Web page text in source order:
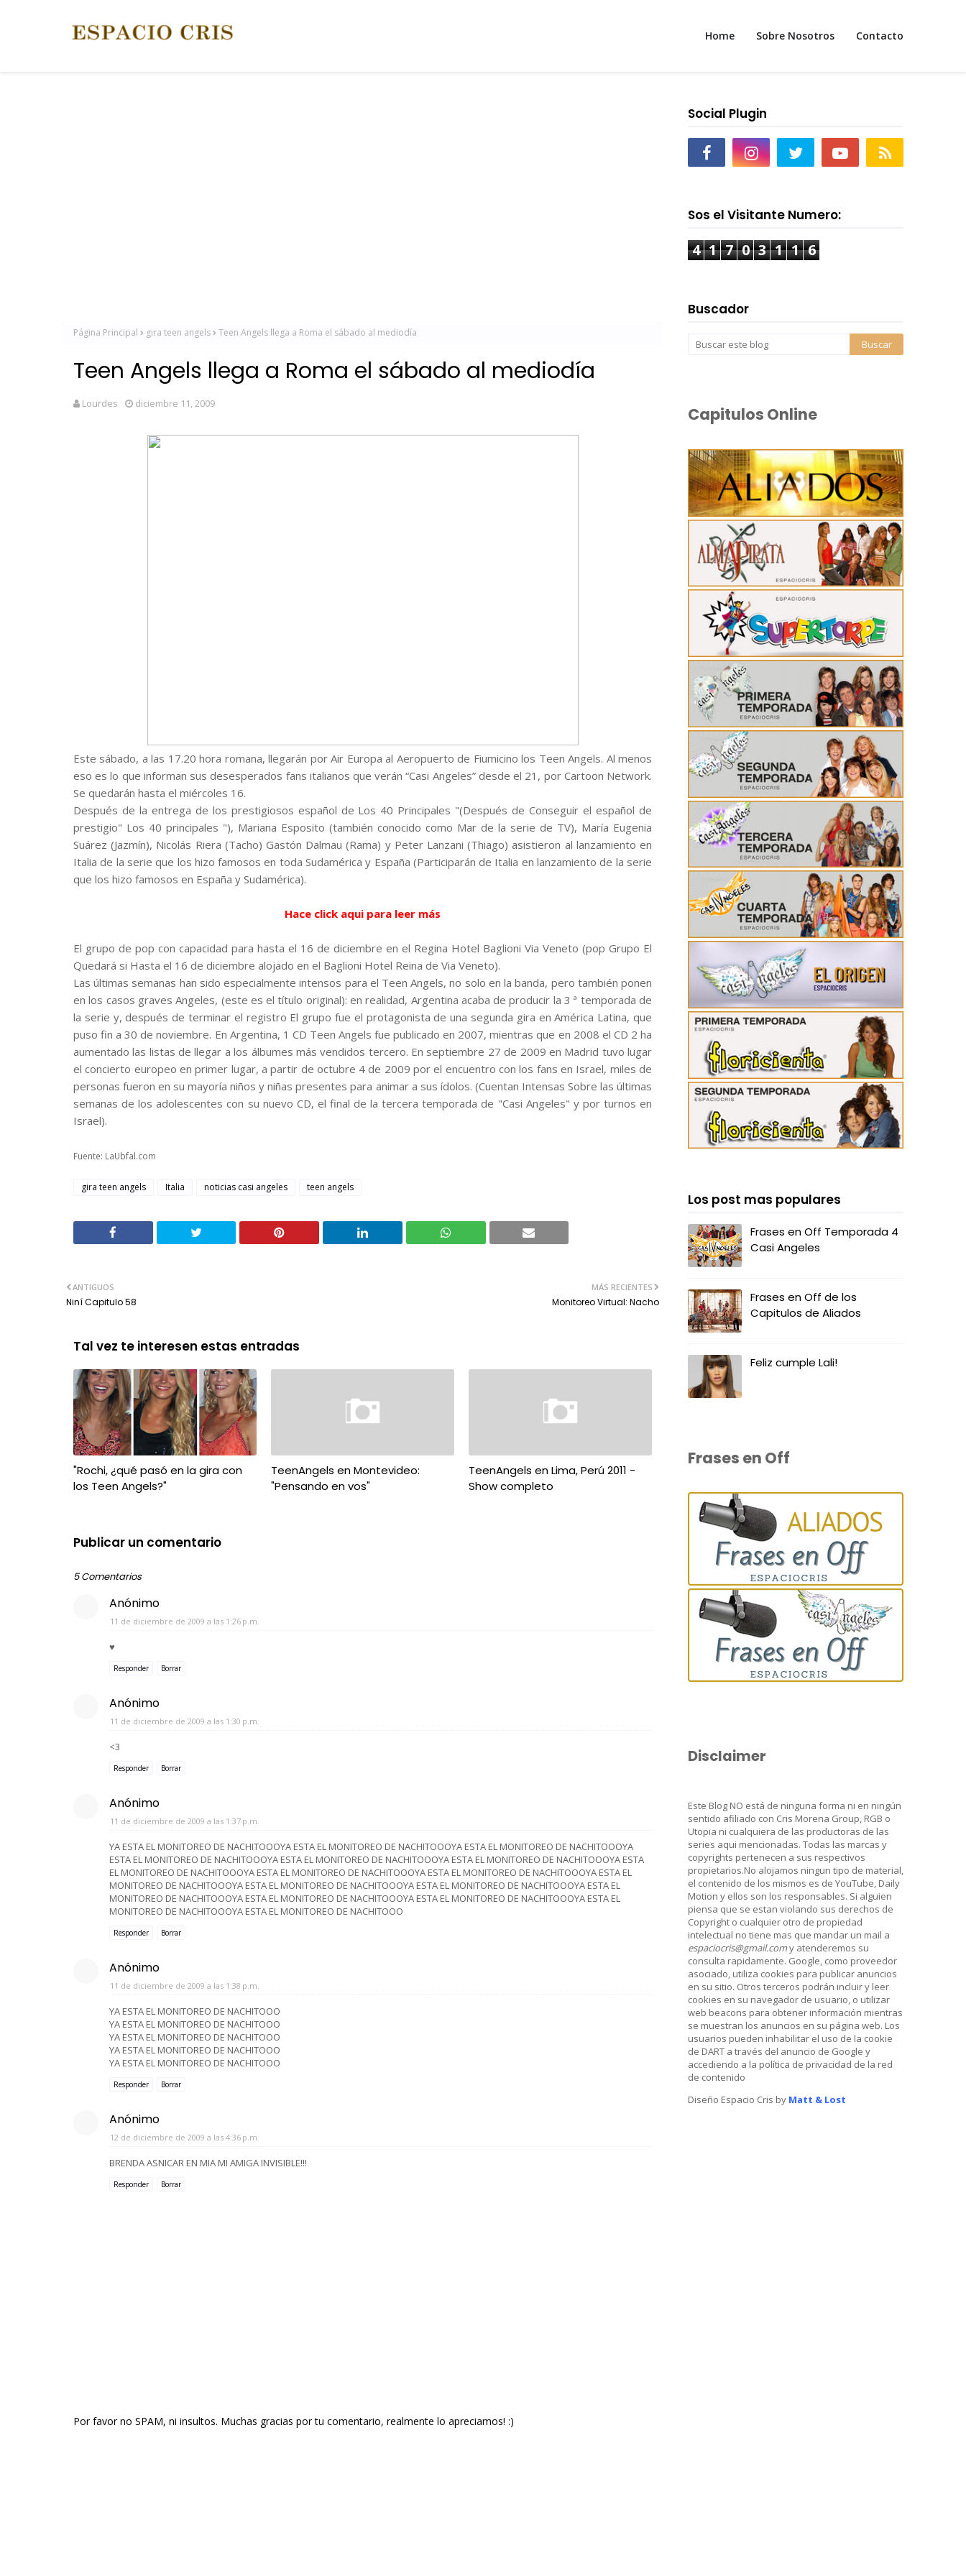
Home Sobre Nosotros Contacto
Página Principal gira teen angels Teen Angels llega a Roma el sábado al mediodía
Teen Angels llega a Roma el sábado al mediodía
Lourdes diciembre 11, 2009
Este sábado, a las 17.20 hora romana, llegarán por Air Europa al Aeropuerto de Fiumicino los Teen Angels. Al menos
eso es lo que informan sus desesperados fans italianos que verán “Casi Angeles” desde el 21, por Cartoon Network.
Se quedarán hasta el miércoles 16.
Después de la entrega de los prestigiosos español de Los 40 Principales "(Después de Conseguir el español de
prestigio" Los 40 principales "), Mariana Esposito (también conocido como Mar de la serie de TV), María Eugenia
Suárez (Jazmín), Nicolás Riera (Tacho) Gastón Dalmau (Rama) y Peter Lanzani (Thiago) asistieron al lanzamiento en
Italia de la serie que los hizo famosos en toda Sudamérica y España (Participarán de Italia en lanzamiento de la serie
que los hizo famosos en España y Sudamérica).
Hace click aqui para leer más
El grupo de pop con capacidad para hasta el 16 de diciembre en el Regina Hotel Baglioni Via Veneto (pop Grupo El
Quedará si Hasta el 16 de diciembre alojado en el Baglioni Hotel Reina de Via Veneto).
Las últimas semanas han sido especialmente intensos para el Teen Angels, no solo en la banda, pero también ponen
en los casos graves Angeles, (este es el título original): en realidad, Argentina acaba de producir la 3 ª temporada de
la serie y, después de terminar el registro El grupo fue el protagonista de una segunda gira en América Latina, que
puso fin a 30 de noviembre. En Argentina, 1 CD Teen Angels fue publicado en 2007, mientras que en 2008 el CD 2 ha
aumentado las listas de llegar a los álbumes más vendidos tercero. En septiembre 27 de 2009 en Madrid tuvo lugar
el concierto europeo en primer lugar, a partir de octubre 4 de 2009 por el encuentro con los fans en Israel, miles de
personas fueron en su mayoría niños y niñas presentes para animar a sus ídolos. (Cuentan Intensas Sobre las últimas
semanas de los adolescentes con su nuevo CD, el final de la tercera temporada de "Casi Angeles" y por turnos en
Israel).
Fuente: LaUbfal.com
gira teen angels Italia noticias casi angeles teen angels
MÁS RECIENTES
Monitoreo Virtual: Nacho
ANTIGUOS
Niní Capitulo 58
Tal vez te interesen estas entradas
"Rochi, ¿qué pasó en la gira con
los Teen Angels?"
TeenAngels en Montevideo:
"Pensando en vos"
TeenAngels en Lima, Perú 2011 -
Show completo
Publicar un comentario
5 Comentarios
Anónimo
11 de diciembre de 2009 a las 1:26 p.m.
♥
Responder Borrar
Anónimo
11 de diciembre de 2009 a las 1:30 p.m.
<3
Responder Borrar
Anónimo
11 de diciembre de 2009 a las 1:37 p.m.
YA ESTA EL MONITOREO DE NACHITOOOYA ESTA EL MONITOREO DE NACHITOOOYA ESTA EL MONITOREO DE NACHITOOOYA
ESTA EL MONITOREO DE NACHITOOOYA ESTA EL MONITOREO DE NACHITOOOYA ESTA EL MONITOREO DE NACHITOOOYA ESTA
EL MONITOREO DE NACHITOOOYA ESTA EL MONITOREO DE NACHITOOOYA ESTA EL MONITOREO DE NACHITOOOYA ESTA EL
MONITOREO DE NACHITOOOYA ESTA EL MONITOREO DE NACHITOOOYA ESTA EL MONITOREO DE NACHITOOOYA ESTA EL
MONITOREO DE NACHITOOOYA ESTA EL MONITOREO DE NACHITOOOYA ESTA EL MONITOREO DE NACHITOOOYA ESTA EL
MONITOREO DE NACHITOOOYA ESTA EL MONITOREO DE NACHITOOO
Responder Borrar
Anónimo
11 de diciembre de 2009 a las 1:38 p.m.
YA ESTA EL MONITOREO DE NACHITOOO
YA ESTA EL MONITOREO DE NACHITOOO
YA ESTA EL MONITOREO DE NACHITOOO
YA ESTA EL MONITOREO DE NACHITOOO
YA ESTA EL MONITOREO DE NACHITOOO
Responder Borrar
Anónimo
12 de diciembre de 2009 a las 4:36 p.m.
BRENDA ASNICAR EN MIA MI AMIGA INVISIBLE!!!
Responder Borrar
Por favor no SPAM, ni insultos. Muchas gracias por tu comentario, realmente lo apreciamos! :)
Social Plugin
Sos el Visitante Numero:
4 1 7 0 3 1 1 6
Buscador
Capitulos Online
Los post mas populares
Frases en Off Temporada 4
Casi Angeles
Frases en Off de los
Capitulos de Aliados
Feliz cumple Lali!
Frases en Off
Disclaimer
Este Blog NO está de ninguna forma ni en ningún
sentido afiliado con Cris Morena Group, RGB o
Utopia ni cualquiera de las productoras de las
series aqui mencionadas. Todas las marcas y
copyrights pertenecen a sus respectivos
propietarios.No alojamos ningun tipo de material,
el contenido de los mismos es de YouTube, Daily
Motion y ellos son los responsables. Si alguien
piensa que se estan violando sus derechos de
Copyright o cualquier otro de propiedad
intelectual no tiene mas que mandar un mail a
espaciocris@gmail.comy atenderemos su
consulta rapidamente. Google, como proveedor
asociado, utiliza cookies para publicar anuncios
en su sitio. Otros terceros podrán incluir y leer
cookies en su navegador de usuario, o utilizar
web beacons para obtener información mientras
se muestran los anuncios en su página web. Los
usuarios pueden inhabilitar el uso de la cookie
de DART a través del anuncio de Google y
accediendo a la política de privacidad de la red
de contenido
Diseño Espacio Cris by Matt & Lost